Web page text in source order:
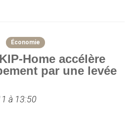
Économie
Home accélère
par une levée
à 13:50